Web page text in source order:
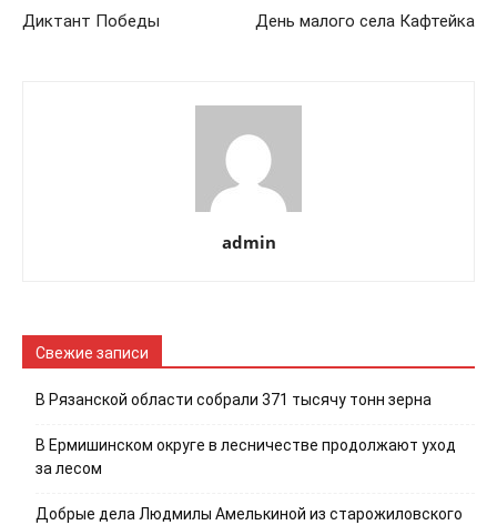
Диктант Победы День малого села Кафтейка
admin
Свежие записи
В Рязанской области собрали 371 тысячу тонн зерна
В Ермишинском округе в лесничестве продолжают уход
за лесом
Добрые дела Людмилы Амелькиной из старожиловского